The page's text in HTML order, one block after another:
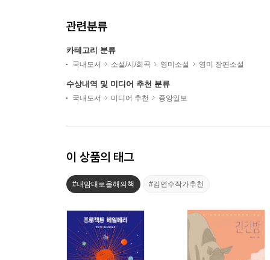
관련분류
카테고리 분류
국내도서 소설/시/희곡 영미소설 영미 장편소설
수상내역 및 미디어 추천 분류
국내도서 미디어 추천 중앙일보
이 상품의 태그
#내맘대로올해의책 #김연수작가추천